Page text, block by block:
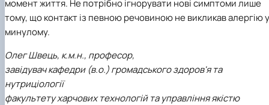
момент життя. Не потрібно ігнорувати нові симптоми лише
тому, що контакт із певною речовиною не викликав алергію у
минулому.
Олег Швець, к.м.н., професор,
завідувач кафедри (в.о.) громадського здоров'я та
нутриціології
факультету харчових технологій та управління якістю